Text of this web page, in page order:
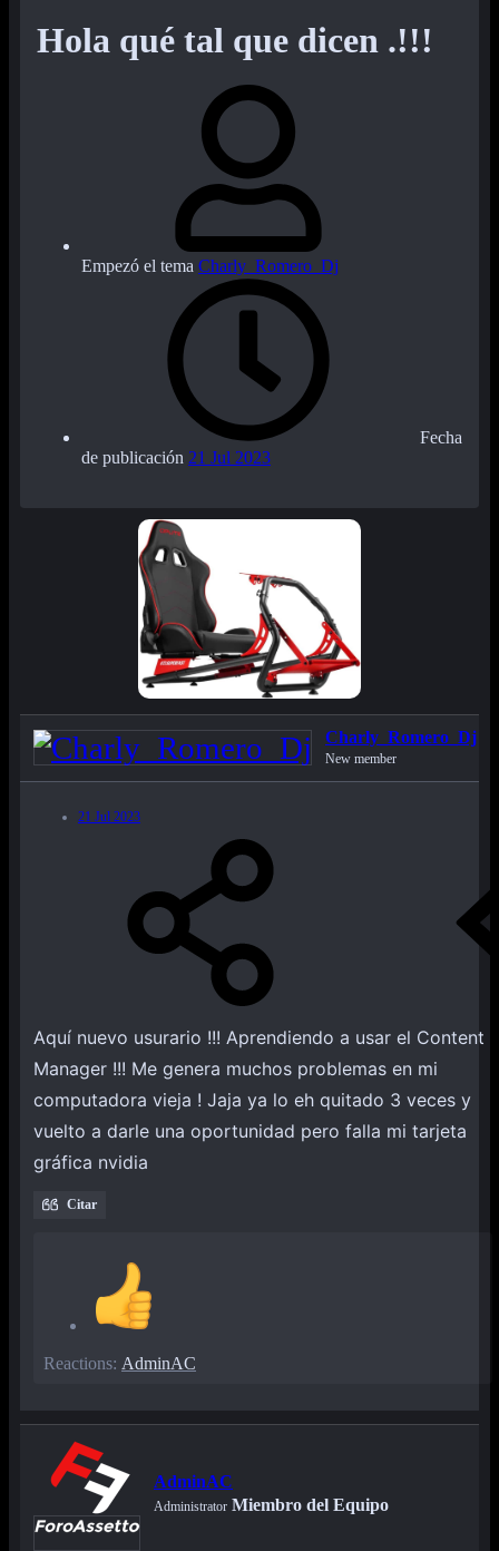
Hola qué tal que dicen .!!!
Empezó el tema Charly_Romero_Dj
Fecha
de publicación 21 Jul 2023
Charly_Romero_Dj
New member
21 Jul 2023
Aquí nuevo usurario !!! Aprendiendo a usar el Content
Manager !!! Me genera muchos problemas en mi
computadora vieja ! Jaja ya lo eh quitado 3 veces y
vuelto a darle una oportunidad pero falla mi tarjeta
gráfica nvidia
Citar
Reactions: AdminAC
AdminAC
Administrator Miembro del Equipo